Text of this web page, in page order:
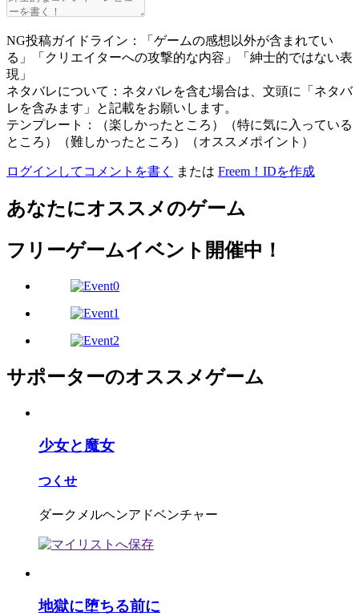
NG投稿ガイドライン：「ゲームの感想以外が含まれてい
る」「クリエイターへの攻撃的な内容」「紳士的ではない表
現」
ネタバレについて：ネタバレを含む場合は、文頭に「ネタバ
レを含みます」と記載をお願いします。
テンプレート：（楽しかったところ）（特に気に入っている
ところ）（難しかったところ）（オススメポイント）
ログインしてコメントを書く または Freem！IDを作成
あなたにオススメのゲーム
フリーゲームイベント開催中！
サポーターのオススメゲーム
少女と魔女
つくせ
ダークメルヘンアドベンチャー
地獄に堕ちる前に